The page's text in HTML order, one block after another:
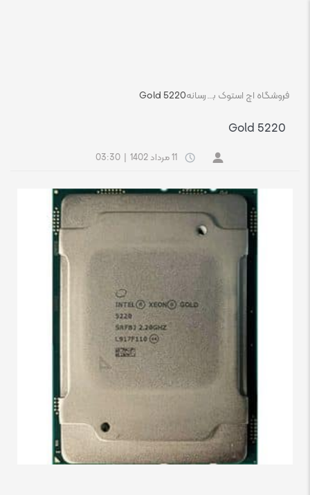
فروشگاه اچ استوک بازار انلاین تجهیزات کامپیوتر استوکرسانهGold 5220
Gold 5220
11 مرداد 1402 03:30